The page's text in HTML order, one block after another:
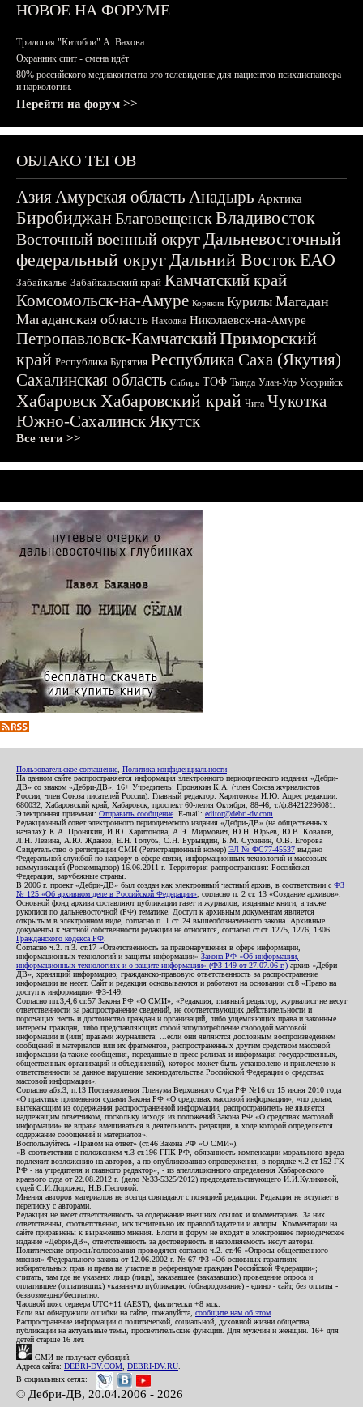
НОВОЕ НА ФОРУМЕ
Трилогия "Китобои" А. Вахова.
Охранник спит - смена идёт
80% российского медиаконтента это телевидение для пациентов психдиспансера
и наркологии.
Перейти на форум >>
ОБЛАКО ТЕГОВ
АзияАмурская область Анадырь Арктика
БиробиджанБлаговещенскВладивосток
Восточный военный округДальневосточный
федеральный округДальний ВостокЕАО
Забайкалье Забайкальский край Камчатский край
Комсомольск-на-Амуре Корякия Курилы Магадан
Магаданская область Находка Николаевск-на-Амуре
Петропавловск-КамчатскийПриморский
край Республика Бурятия Республика Саха (Якутия)
Сахалинская область Сибирь ТОФ Тында Улан-Удэ Уссурийск
ХабаровскХабаровский край Чита Чукотка
Южно-СахалинскЯкутск
Все теги >>
Пользовательское соглашение Политика конфиденциальности
На данном сайте распространяется информация электронного периодического издания «Дебри-
ДВ» со знаком «Дебри-ДВ». 16+ Учредитель: Пронякин К.А. (член Союза журналистов
России, член Союза писателей России). Главный редактор: Харитонова И.Ю. Адрес редакции:
680032, Хабаровский край, Хабаровск, проспект 60-летия Октября, 88-46, т./ф.84212296081.
Электронная приемная: Отправить сообщение . E-mail: editor@debri-dv.com
Редакционный совет электронного периодического издания «Дебри-ДВ» (на общественных
началах): К.А. Пронякин, И.Ю. Харитонова, А.Э. Мирмович, Ю.Н. Юрьев, Ю.В. Ковалев,
Л.Н. Левина, А.Ю. Жданов, Е.Н. Голубь, С.Н. Бурындин, Б.М. Сухинин, О.В. Егорова
Свидетельство о регистрации СМИ (Регистрационный номер) ЭЛ № ФС77-45537 выдано
Федеральной службой по надзору в сфере связи, информационных технологий и массовых
коммуникаций (Роскомнадзор) 16.06.2011 г. Территория распространения: Российская
Федерация, зарубежные страны.
В 2006 г. проект «Дебри-ДВ» был создан как электронный частный архив, в соответствии с ФЗ
№ 125 «Об архивном деле в Российской Федерации» , согласно п. 2 ст. 13 «Создание архивов».
Основной фонд архива составляют публикации газет и журналов, изданные книги, а также
рукописи по дальневосточной (РФ) тематике. Доступ к архивным документам является
открытым в электронном виде, согласно п. 1 ст. 24 вышеобозначенного закона. Архивные
документы к частной собственности редакции не относятся, согласно ст.ст. 1275, 1276, 1306
Гражданского кодекса РФ
Согласно ч.2. п.3. ст.17 «Ответственность за правонарушения в сфере информации,
информационных технологий и защиты информации» Закона РФ «Об информации,
информационных технологиях и о защите информации» (ФЗ-149 от 27.07.06 г.) архив «Дебри-
ДВ», хранящий информацию, гражданско-правовую ответственность за распространение
информации не несет. Сайт и редакция основываются и работают на основании ст.8 «Право на
доступ к информации» ФЗ-149.
Согласно пп.3,4,6 ст.57 Закона РФ «О СМИ», «Редакция, главный редактор, журналист не несут
ответственности за распространение сведений, не соответствующих действительности и
порочащих честь и достоинство граждан и организаций, либо ущемляющих права и законные
интересы граждан, либо представляющих собой злоупотребление свободой массовой
информации и (или) правами журналиста: ...если они являются дословным воспроизведением
сообщений и материалов или их фрагментов, распространенных другим средством массовой
информации (а также сообщения, переданные в пресс-релизах и информация государственных,
общественных организаций и объединений), которое может быть установлено и привлечено к
ответственности за данное нарушение законодательства Российской Федерации о средствах
массовой информации».
Согласно абз.3, п.13 Постановления Пленума Верховного Суда РФ №16 от 15 июня 2010 года
«О практике применения судами Закона РФ «О средствах массовой информации», «по делам,
вытекающим из содержания распространенной информации, распространитель не является
надлежащим ответчиком, поскольку исходя из положений Закона РФ «О средствах массовой
информации» не вправе вмешиваться в деятельность редакции, в ходе которой определяется
содержание сообщений и материалов».
Воспользуйтесь «Правом на ответ» (ст.46 Закона РФ «О СМИ»).
«В соответствии с положением ч.3 ст.196 ГПК РФ, обязанность компенсации морального вреда
подлежит возложению на авторов, а по опубликованию опровержения, в порядке ч.2 ст.152 ГК
РФ - на учредителя и главного редактор», - из апелляционного определения Хабаровского
краевого суда от 22.08.2012 г. (дело №33-5325/2012) председательствующего И.И.Куликовой,
судей С.И.Дорожко, Н.В.Пестовой.
Мнения авторов материалов не всегда совпадают с позицией редакции. Редакция не вступает в
переписку с авторами.
Редакция не несет ответственность за содержание внешних ссылок и комментариев. За них
ответственны, соответственно, исключительно их правообладатели и авторы. Комментарии на
сайте приравнены к выражению мнения. Блоги и форум не входят в электронное периодическое
издание «Дебри-ДВ», ответственность за достоверность и наполняемость несут авторы.
Политические опросы/голосования проводятся согласно ч.2. ст.46 «Опросы общественного
мнения» Федерального закона от 12.06.2002 г. № 67-ФЗ «Об основных гарантиях
избирательных прав и права на участие в референдуме граждан Российской Федерации»;
считать, там где не указано: лицо (лица), заказавшее (заказавших) проведение опроса и
оплатившее (оплативших) указанную публикацию (обнародование) - едино - сайт, без оплаты -
безвозмездно/бесплатно.
Часовой пояс сервера UTC+11 (AEST), фактически +8 мск.
Если вы обнаружили ошибки на сайте, пожалуйста, сообщите нам об этом
Распространение информации о политической, социальной, духовной жизни общества,
публикации на актуальные темы, просветительские функции. Для мужчин и женщин. 16+ для
детей старше 16 лет.
СМИ не получает субсидий.
Адреса сайта: DEBRI-DV.COM DEBRI-DV.RU
В социальных сетях:
© Дебри-ДВ, 20.04.2006 - 2026